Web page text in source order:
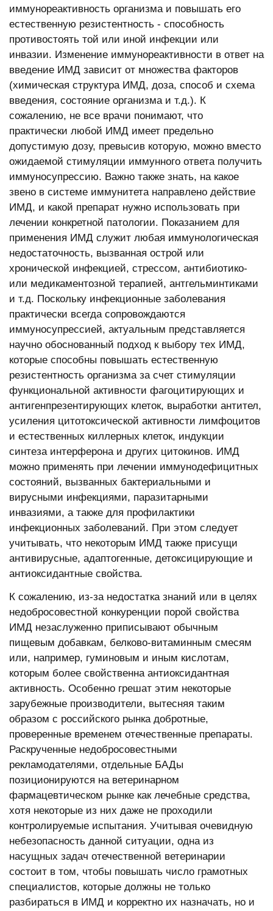
иммунореактивность организма и повышать его
естественную резистентность - способность
противостоять той или иной инфекции или
инвазии. Изменение иммунореактивности в ответ на
введение ИМД зависит от множества факторов
(химическая структура ИМД, доза, способ и схема
введения, состояние организма и т.д.). К
сожалению, не все врачи понимают, что
практически любой ИМД имеет предельно
допустимую дозу, превысив которую, можно вместо
ожидаемой стимуляции иммунного ответа получить
иммуносупрессию. Важно также знать, на какое
звено в системе иммунитета направлено действие
ИМД, и какой препарат нужно использовать при
лечении конкретной патологии. Показанием для
применения ИМД служит любая иммунологическая
недостаточность, вызванная острой или
хронической инфекцией, стрессом, антибиотико-
или медикаментозной терапией, антгельминтиками
и т.д. Поскольку инфекционные заболевания
практически всегда сопровождаются
иммуносупрессией, актуальным представляется
научно обоснованный подход к выбору тех ИМД,
которые способны повышать естественную
резистентность организма за счет стимуляции
функциональной активности фагоцитирующих и
антигенпрезентирующих клеток, выработки антител,
усиления цитотоксической активности лимфоцитов
и естественных киллерных клеток, индукции
синтеза интерферона и других цитокинов. ИМД
можно применять при лечении иммунодефицитных
состояний, вызванных бактериальными и
вирусными инфекциями, паразитарными
инвазиями, а также для профилактики
инфекционных заболеваний. При этом следует
учитывать, что некоторым ИМД также присущи
антивирусные, адаптогенные, детоксицирующие и
антиоксидантные свойства.
К сожалению, из-за недостатка знаний или в целях
недобросовестной конкуренции порой свойства
ИМД незаслуженно приписывают обычным
пищевым добавкам, белково-витаминным смесям
или, например, гуминовым и иным кислотам,
которым более свойственна антиоксидантная
активность. Особенно грешат этим некоторые
зарубежные производители, вытесняя таким
образом с российского рынка добротные,
проверенные временем отечественные препараты.
Раскрученные недобросовестными
рекламодателями, отдельные БАДы
позиционируются на ветеринарном
фармацевтическом рынке как лечебные средства,
хотя некоторые из них даже не проходили
контролируемые испытания. Учитывая очевидную
небезопасность данной ситуации, одна из
насущных задач отечественной ветеринарии
состоит в том, чтобы повышать число грамотных
специалистов, которые должны не только
разбираться в ИМД и корректно их назначать, но и